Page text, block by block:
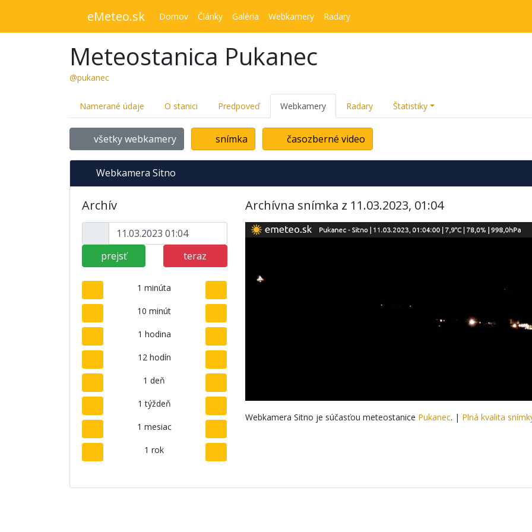
eMeteo.sk Domov Články Galéria Webkamery Radary
Meteostanica Pukanec
@pukanec
Namerané údaje O stanici Predpoveď Webkamery Radary Štatistiky
všetky webkamery snímka časozberné video
Webkamera Sitno
Archív
prejsť teraz
1 minúta
10 minút
1 hodina
12 hodín
1 deň
1 týždeň
1 mesiac
1 rok
Archívna snímka z 11.03.2023, 01:04
Webkamera Sitno je súčasťou meteostanice Pukanec. | Plná kvalita